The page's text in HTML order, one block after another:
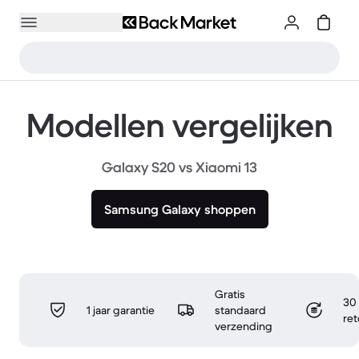
Modellen vergelijken
Galaxy S20 vs Xiaomi 13
Samsung Galaxy shoppen
1 jaar garantie
Gratis
standaard
verzending
30